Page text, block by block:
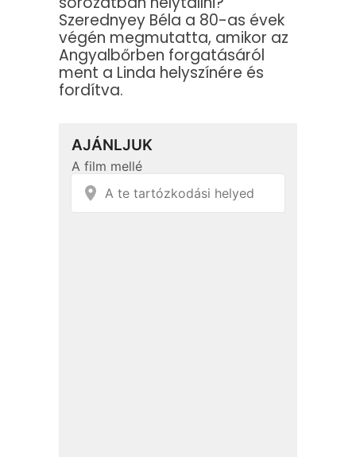
Szerednyey Béla a 80-as évek
végén megmutatta, amikor az
Angyalbőrben forgatásáról
ment a Linda helyszínére és
fordítva.